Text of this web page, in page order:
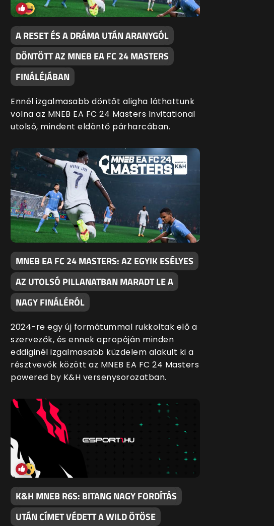
A RESET ÉS A DRÁMA UTÁN ARANYGÓL
DÖNTÖTT AZ MNEB EA FC 24 MASTERS
FINÁLÉJÁBAN
Ennél izgalmasabb döntőt aligha láthattunk
volna az MNEB EA FC 24 Masters Invitational
utolsó, mindent eldöntő párharcában.
MNEB EA FC 24 MASTERS: AZ EGYIK ESÉLYES
AZ UTOLSÓ PILLANATBAN MARADT LE A
NAGY FINÁLÉRÓL
2024-re egy új formátummal rukkoltak elő a
szervezők, és ennek apropóján minden
eddiginél izgalmasabb küzdelem alakult ki a
résztvevők között az MNEB EA FC 24 Masters
powered by K&H versenysorozatban.
K&H MNEB R6S: BITANG NAGY FORDÍTÁS
UTÁN CÍMET VÉDETT A WILD ÖTÖSE